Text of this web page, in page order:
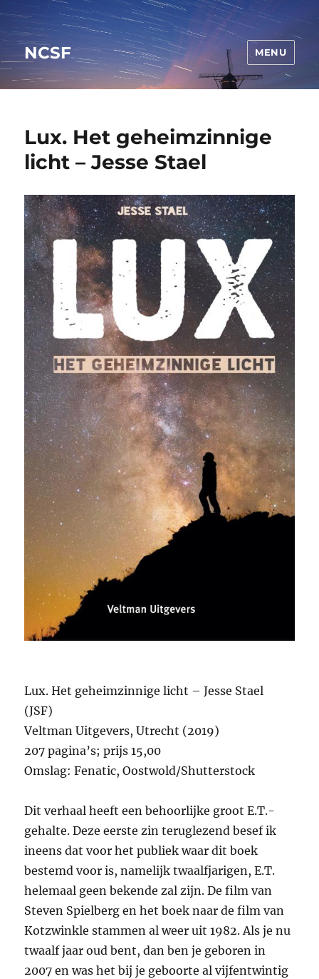
NCSF MENU
Lux. Het geheimzinnige
licht – Jesse Stael
Lux. Het geheimzinnige licht – Jesse Stael
(JSF)
Veltman Uitgevers, Utrecht (2019)
207 pagina’s; prijs 15,00
Omslag: Fenatic, Oostwold/Shutterstock
Dit verhaal heeft een behoorlijke groot E.T.-
gehalte. Deze eerste zin teruglezend besef ik
ineens dat voor het publiek waar dit boek
bestemd voor is, namelijk twaalfjarigen, E.T.
helemaal geen bekende zal zijn. De film van
Steven Spielberg en het boek naar de film van
Kotzwinkle stammen al weer uit 1982. Als je nu
twaalf jaar oud bent, dan ben je geboren in
2007 en was het bij je geboorte al vijfentwintig